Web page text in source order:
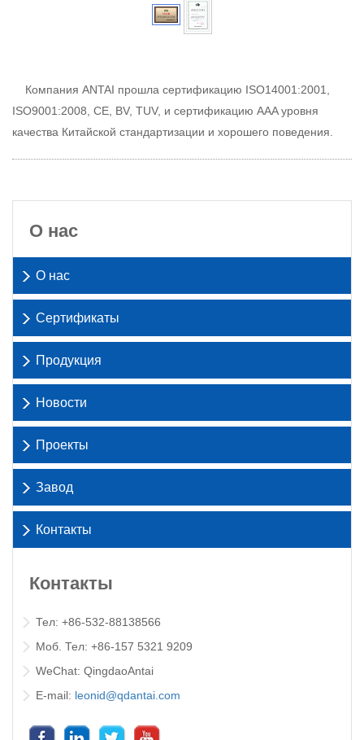
Компания ANTAI прошла сертификацию ISO14001:2001,
ISO9001:2008, CE, BV, TUV, и сертификацию AAA уровня
качества Китайской стандартизации и хорошего поведения.
О нас
О нас
Сертификаты
Продукция
Новости
Проекты
Завод
Контакты
Контакты
Тел: +86-532-88138566
Моб. Тел: +86-157 5321 9209
WeChat: QingdaoAntai
E-mail: leonid@qdantai.com